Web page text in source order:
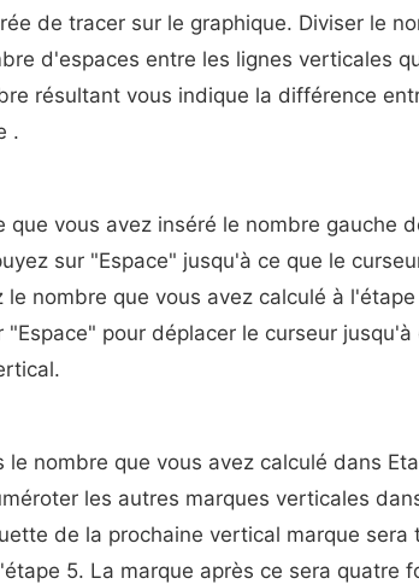
de tracer sur le graphique. Diviser le
d'espaces entre les lignes verticales
résultant vous indique la différence
.
vous avez inséré le nombre gauche
sur "Espace" jusqu'à ce que le
nombre que vous avez calculé à l'étape
pour déplacer le curseur jusqu'à
nombre que vous avez calculé dans
les autres marques verticales
de la prochaine vertical marque sera
5. La marque après ce sera quatre